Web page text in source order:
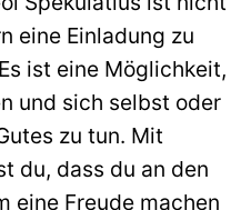
eine Einladung zu
ist eine Möglichkeit,
und sich selbst oder
zu tun. Mit
du, dass du an den
eine Freude machen